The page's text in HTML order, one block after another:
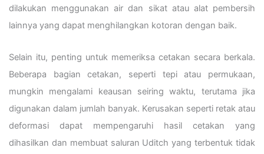
dilakukan menggunakan air dan sikat atau alat pembersih
lainnya yang dapat menghilangkan kotoran dengan baik.
Selain itu, penting untuk memeriksa cetakan secara berkala.
Beberapa bagian cetakan, seperti tepi atau permukaan,
mungkin mengalami keausan seiring waktu, terutama jika
digunakan dalam jumlah banyak. Kerusakan seperti retak atau
deformasi dapat mempengaruhi hasil cetakan yang
dihasilkan dan membuat saluran Uditch yang terbentuk tidak